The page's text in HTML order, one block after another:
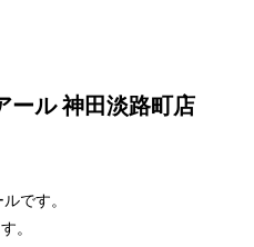
ール 神田淡路町店
です。
。